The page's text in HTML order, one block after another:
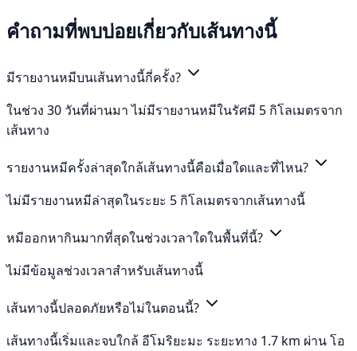
คำถามที่พบบ่อยเกี่ยวกับเส้นทางนี้
มีรายงานหมีบนเส้นทางนี้กี่ครั้ง?
ในช่วง 30 วันที่ผ่านมา ไม่มีรายงานหมีในรัศมี 5 กิโลเมตรจาก
เส้นทาง
รายงานหมีครั้งล่าสุดใกล้เส้นทางนี้คือเมื่อใดและที่ไหน?
ไม่มีรายงานหมีล่าสุดในระยะ 5 กิโลเมตรจากเส้นทางนี้
หมีออกหากินมากที่สุดในช่วงเวลาใดในพื้นที่นี้?
ไม่มีข้อมูลช่วงเวลาสำหรับเส้นทางนี้
เส้นทางนี้ปลอดภัยหรือไม่ในตอนนี้?
เส้นทางนี้เริ่มและจบใกล้ อีโมริยะมะ ระยะทาง 1.7 km ผ่าน โอ